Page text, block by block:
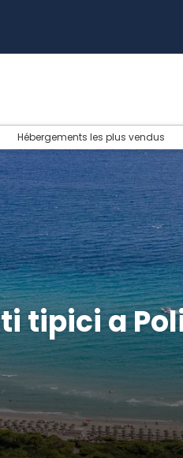
Hébergements les plus vendus
tipici a